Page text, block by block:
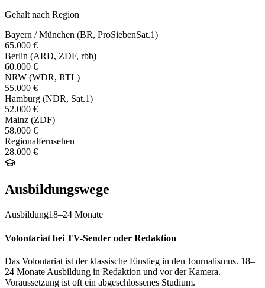
Gehalt nach Region
Bayern / München (BR, ProSiebenSat.1)
65.000 €
Berlin (ARD, ZDF, rbb)
60.000 €
NRW (WDR, RTL)
55.000 €
Hamburg (NDR, Sat.1)
52.000 €
Mainz (ZDF)
58.000 €
Regionalfernsehen
28.000 €
Ausbildungswege
Ausbildung18–24 Monate
Volontariat bei TV-Sender oder Redaktion
Das Volontariat ist der klassische Einstieg in den Journalismus. 18–
24 Monate Ausbildung in Redaktion und vor der Kamera.
Voraussetzung ist oft ein abgeschlossenes Studium.